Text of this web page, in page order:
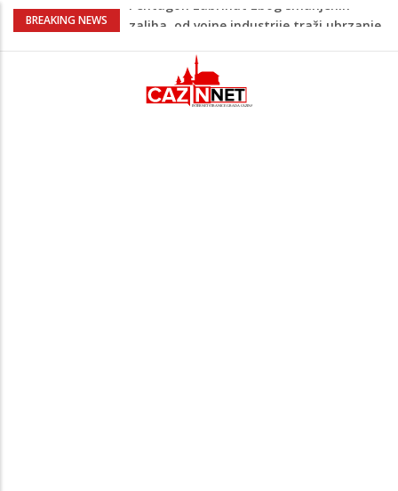
BREAKING NEWS
U FBiH nema jedinstvene evidencije o
godine izrekli 48.000 KM kazni
Temperature danas do 38 stepeni: U
dijelovima BiH moguća kratkotrajna kiša